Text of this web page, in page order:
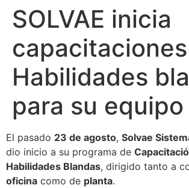
SOLVAE inicia
Habilidades
para su equipo
El pasado 23 de agosto, Solvae
dio inicio a su programa de
Habilidades Blandas, dirigido tanto a
oficina como de planta.